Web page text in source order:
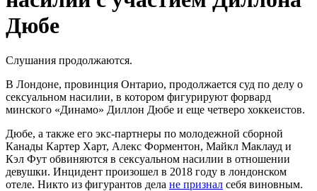
Дюбе
Слушания продолжаются.
В Лондоне, провинция Онтарио, продолжается суд по делу о
сексуальном насилии, в котором фигурируют форвард
минского «Динамо» Диллон Дюбе и еще четверо хоккеистов.
Дюбе, а также его экс-партнеры по молодежной сборной
Канады Картер Харт, Алекс Форментон, Майкл Маклауд и
Кэл Фут обвиняются в сексуальном насилии в отношении
девушки. Инцидент произошел в 2018 году в лондонском
отеле. Никто из фигурантов дела не признал себя виновным.